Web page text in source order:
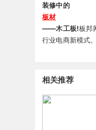
装修中的
板材
——木工板!板邦
行业电商新模式
相关推荐